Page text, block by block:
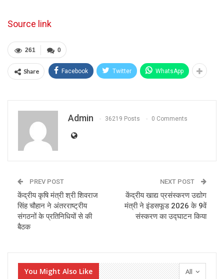
Source link
0
261
Share Facebook Twitter WhatsApp
Admin 36219 Posts 0 Comments
PREV POST
केंद्रीय कृषि मंत्री श्री शिवराज
सिंह चौहान ने अंतरराष्ट्रीय
संगठनों के प्रतिनिधियों से की
बैठक
NEXT POST
केंद्रीय खाद्य प्रसंस्करण उद्योग
मंत्री ने इंडसफूड 2026 के 9वें
संस्करण का उद्घाटन किया
All
You Might Also Like